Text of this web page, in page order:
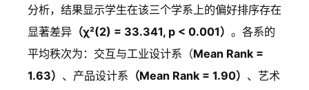
分析，结果显示学生在该三个学系上的偏好排序存在
显著差异 （χ²(2) = 33.341, p < 0.001） 。各系的
平均秩次为：交互与工业设计系（Mean Rank =
1.63） 、产品设计系 （Mean Rank = 1.90） 、艺术